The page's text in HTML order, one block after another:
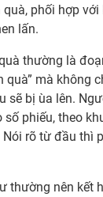
phối hợp
lấn.
thường là
quà” mà không
sẽ bị ùa lên.
phiếu, theo
rõ từ đầu thì
thường nên kết